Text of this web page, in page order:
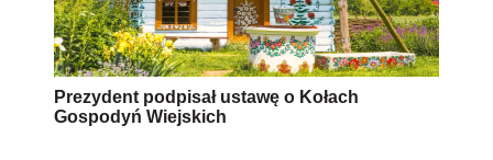
Prezydent podpisał ustawę o Kołach
Gospodyń Wiejskich